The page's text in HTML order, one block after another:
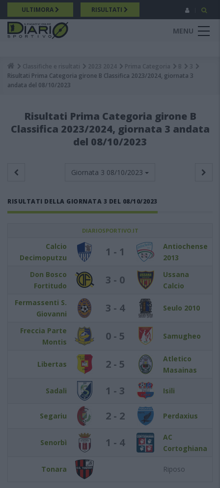
Salta
al
contenuto
principale
ULTIMORA RISULTATI
MENU
Breadcrumb
Classifiche e risultati 2023 2024 Prima Categoria B
3
Risultati Prima Categoria girone B Classifica 2023/2024, giornata 3
andata del 08/10/2023
Risultati Prima Categoria girone B
Classifica 2023/2024, giornata 3 andata
del 08/10/2023
Giornata 3 08/10/2023
RISULTATI DELLA GIORNATA 3 DEL 08/10/2023
DIARIOSPORTIVO.IT
Calcio
Decimoputzu
1 - 1
Antiochense
2013
Don Bosco
Fortitudo
3 - 0
Ussana
Calcio
Fermassenti S.
Giovanni
3 - 4 Seulo 2010
Freccia Parte
Montis
0 - 5 Samugheo
Libertas 2 - 5
Atletico
Masainas
Sadali 1 - 3 Isili
Segariu 2 - 2 Perdaxius
Senorbì 1 - 4
AC
Cortoghiana
Tonara Riposo